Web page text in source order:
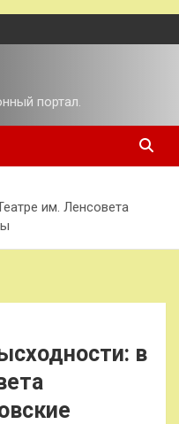
портал.
им. Ленсовета
в